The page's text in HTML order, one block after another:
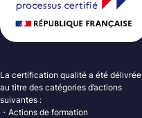
La certification qualité a été délivrée
au titre des catégories d’actions
suivantes :
・Actions de formation